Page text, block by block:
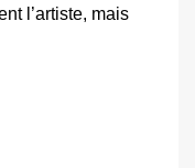
l’artiste, mais